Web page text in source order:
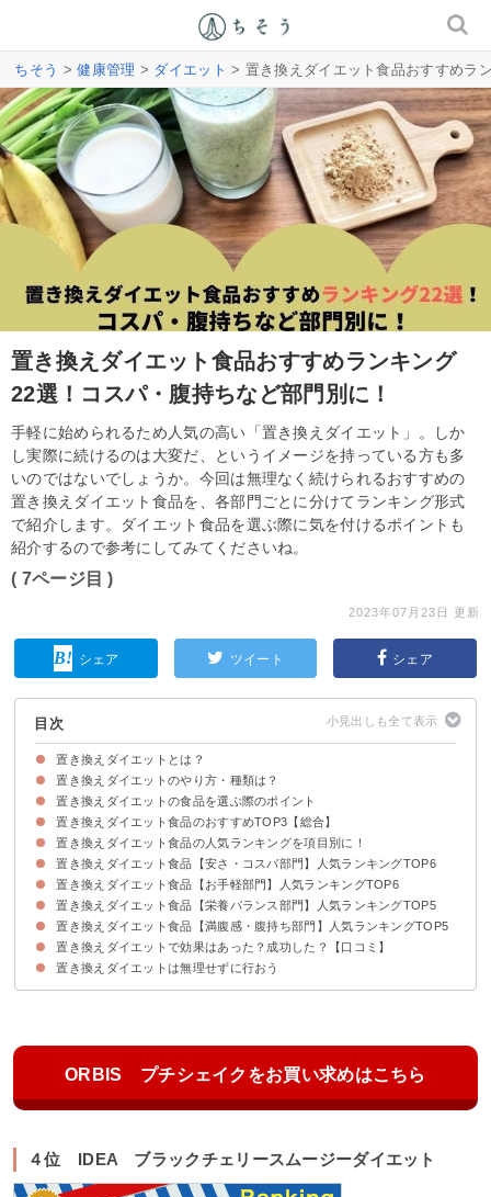
ちそう >健康管理 > ダイエット > 置き換えダイエット食品おすすめラ
置き換えダイエット食品おすすめランキング
22選！コスパ・腹持ちなど部門別に！
手軽に始められるため人気の高い「置き換えダイエット」。しか
し実際に続けるのは大変だ、というイメージを持っている方も多
いのではないでしょうか。今回は無理なく続けられるおすすめの
置き換えダイエット食品を、各部門ごとに分けてランキング形式
で紹介します。ダイエット食品を選ぶ際に気を付けるポイントも
紹介するので参考にしてみてくださいね。
( 7ページ目 )
2023年07月23日 更新
シェア ツイート シェア
目次
置き換えダイエットとは？
置き換えダイエットのメリット・デメリット
置き換えダイエットのやり方・種類は？
①ドリンク・スムージー系
②食事系
③スープ系
④お菓子系
置き換えダイエットの食品を選ぶ際のポイント
①続けやすさ
②価格・コスパ
③栄養バランス
④腹持ちの良さ
置き換えダイエット食品のおすすめTOP3【総合】
３位 GALLEIDO SMART FOOD
２位 ベースフード
１位 GREEN SPOON
置き換えダイエット食品の人気ランキングを項目別に！
置き換えダイエット食品【安さ・コスパ部門】人気ランキングTOP6
１位 GALLEIDO SMART FOOD
２位 大地をぎゅぎゅっとモリンガ青汁
３位 紀文 糖質０麺
４位 チャクラパウダー
５位 青汁ラーメンスープ
６位 オルチャ二スト
置き換えダイエット食品【お手軽部門】人気ランキングTOP6
1位 モンマルシェ 野菜をMOTTO
３位 ORBIS プチシェイク
４位 IDEA ブラックチェリースムージーダイエット
５位 GOFOOD
６位 こんにゃくリゾット
置き換えダイエット食品【栄養バランス部門】人気ランキングTOP5
１位 GREEN SPOON
2位 BASE FOOD
3位 Muscle Deli
置き換えダイエット食品【満腹感・腹持ち部門】人気ランキングTOP5
１位 低糖質ライス【TRICE】
２位 オーマイパン 低糖質ふすま粉パン
３位 IDEAスムージー
４位 ヘルシースタイル雑炊
置き換えダイエットで効果はあった？成功した？【口コミ】
置き換えダイエット 成功した人
置き換えダイエット失敗談
置き換えダイエットは無理せずに行おう
ORBIS プチシェイクをお買い求めはこちら
４位 IDEA ブラックチェリースムージーダイエット